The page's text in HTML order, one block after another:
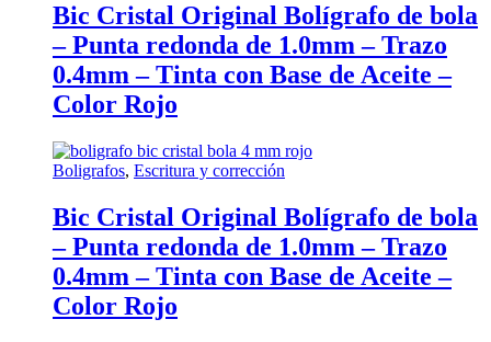
Bic Cristal Original Bolígrafo de bola
– Punta redonda de 1.0mm – Trazo
0.4mm – Tinta con Base de Aceite –
Color Rojo
Boligrafos, Escritura y corrección
Bic Cristal Original Bolígrafo de bola
– Punta redonda de 1.0mm – Trazo
0.4mm – Tinta con Base de Aceite –
Color Rojo